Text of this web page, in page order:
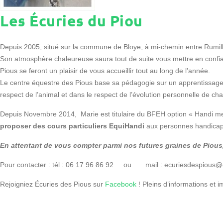
Les Écuries du Piou
Depuis 2005, situé sur la commune de Bloye, à mi-chemin entre
Son atmosphère chaleureuse saura tout de suite vous mettre en
Pious se feront un plaisir de vous accueillir tout au long de l’année.
Le centre équestre des Pious base sa pédagogie sur un
respect de l’animal et dans le respect de l’évolution personnelle de
Depuis Novembre 2014, Marie est titulaire du BFEH option « Handi
proposer des cours particuliers EquiHandi aux personnes
En attentant de vous compter parmi nos futures graines de
Pour contacter : tél : 06 17 96 86 92 ou mail :
Rejoigniez Écuries des Pious sur Facebook ! Pleins d’informations et